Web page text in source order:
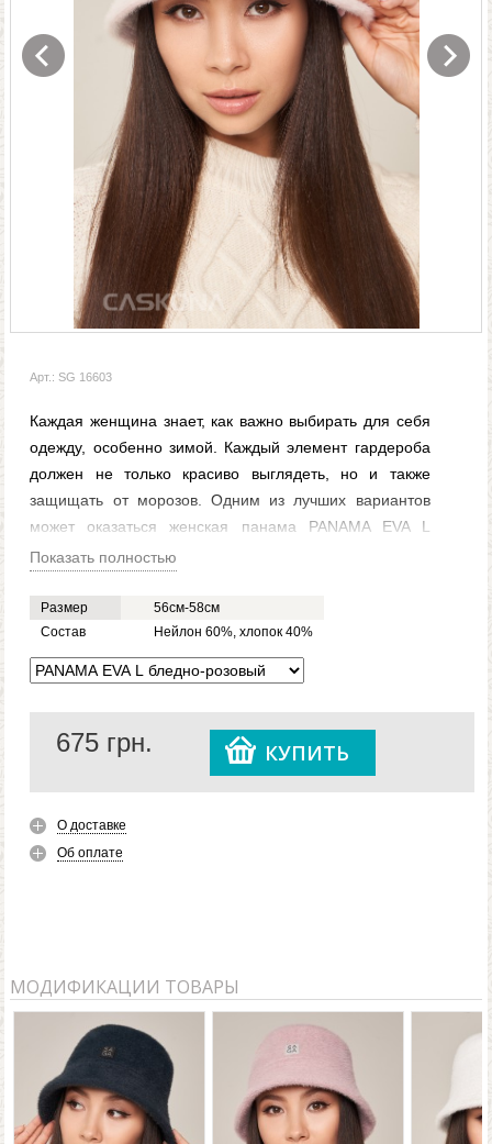
Арт.: SG 16603
Каждая женщина знает, как важно выбирать для себя
одежду, особенно зимой. Каждый элемент гардероба
должен не только красиво выглядеть, но и также
защищать от морозов. Одним из лучших вариантов
может оказаться женская панама PANAMA EVA L
бледно-розовая. Это отличный аналог шапки, к
из нейлона и хлопка, так что она не только защитит от
морозов, но и также имеет небольшой вес, будет
практически незаметной. Панама бледно-розовая
PANAMA EVA L сможет дополнить любой образ, она
подойдет для любой зимней одежды. Именноженская
панамаPANAMA EVA L бледно-розового цвета сможет
зимой выделить любую женщину из толпы.
Показать полностью
Размер
56см-58см
Состав
Нейлон 60%, хлопок 40%
675 грн. КУПИТЬ
О доставке
Об оплате
МОДИФИКАЦИИ ТОВАРЫ